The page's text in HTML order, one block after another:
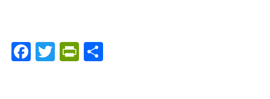
Facebook
TwitterPrintFriendly